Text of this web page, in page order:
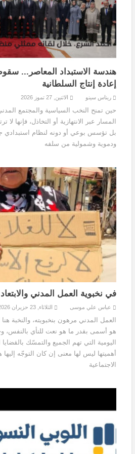
هندسة الاستبداد المعاصر...
إعادة إنتاج السلطانية
ريناس سينو الاثنين, 27 تموز 2026
حين تمنح النخب السياسية والمجتمع
المسار عبر الانتهازية أو التخاذل، فإنها
بل تؤسس بوعي أو دونه لنظام استبدادي
ودموية وشمولية من سلفه
في نخبوية العمل المدني
عباس علي موسى الثلاثاء, 23 حزيران 2026
العمل المدني مرهون بنخبويته، والنخبة
هو أسمى بقدر ما هو نعت للنأي بالنفس،
اليومية التي تهم الجميع والتمسّك
أهميتها ليس لها معنى إن كان التوجّه
الاجتماعية